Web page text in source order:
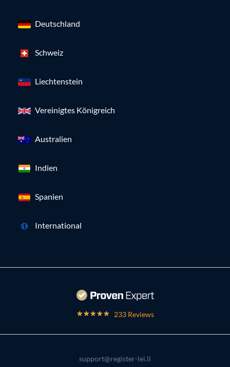
Deutschland
Schweiz
Liechtenstein
Vereinigtes Königreich
Australien
Indien
Spanien
International
233 Reviews
support@register-lei.li